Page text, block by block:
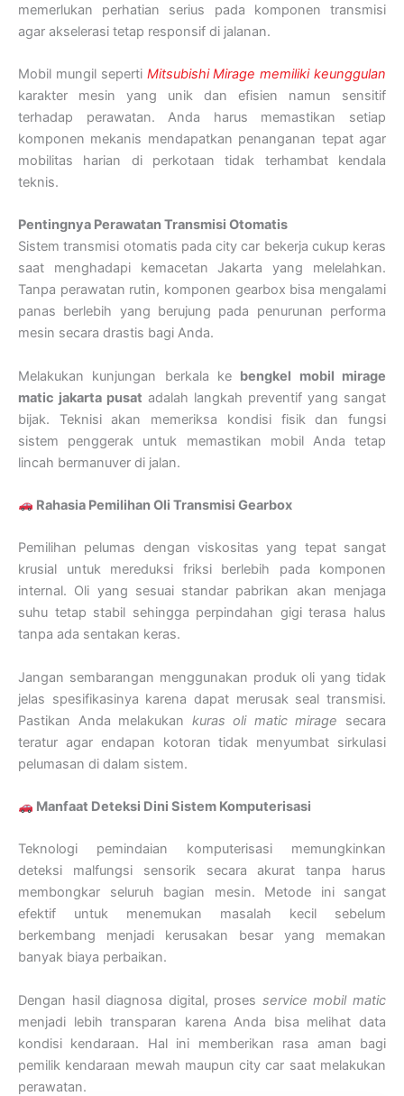
memerlukan perhatian serius pada komponen transmisi
agar akselerasi tetap responsif di jalanan.
Mobil mungil seperti Mitsubishi Mirage memiliki keunggulan
karakter mesin yang unik dan efisien namun sensitif
terhadap perawatan. Anda harus memastikan setiap
komponen mekanis mendapatkan penanganan tepat agar
mobilitas harian di perkotaan tidak terhambat kendala
teknis.
Pentingnya Perawatan Transmisi Otomatis
Sistem transmisi otomatis pada city car bekerja cukup keras
saat menghadapi kemacetan Jakarta yang melelahkan.
Tanpa perawatan rutin, komponen gearbox bisa mengalami
panas berlebih yang berujung pada penurunan performa
mesin secara drastis bagi Anda.
Melakukan kunjungan berkala ke bengkel mobil mirage
matic jakarta pusat adalah langkah preventif yang sangat
bijak. Teknisi akan memeriksa kondisi fisik dan fungsi
sistem penggerak untuk memastikan mobil Anda tetap
lincah bermanuver di jalan.
Rahasia Pemilihan Oli Transmisi Gearbox
Pemilihan pelumas dengan viskositas yang tepat sangat
krusial untuk mereduksi friksi berlebih pada komponen
internal. Oli yang sesuai standar pabrikan akan menjaga
suhu tetap stabil sehingga perpindahan gigi terasa halus
tanpa ada sentakan keras.
Jangan sembarangan menggunakan produk oli yang tidak
jelas spesifikasinya karena dapat merusak seal transmisi.
Pastikan Anda melakukan kuras oli matic mirage secara
teratur agar endapan kotoran tidak menyumbat sirkulasi
pelumasan di dalam sistem.
Manfaat Deteksi Dini Sistem Komputerisasi
Teknologi pemindaian komputerisasi memungkinkan
deteksi malfungsi sensorik secara akurat tanpa harus
membongkar seluruh bagian mesin. Metode ini sangat
efektif untuk menemukan masalah kecil sebelum
berkembang menjadi kerusakan besar yang memakan
banyak biaya perbaikan.
Dengan hasil diagnosa digital, proses service mobil matic
menjadi lebih transparan karena Anda bisa melihat data
kondisi kendaraan. Hal ini memberikan rasa aman bagi
pemilik kendaraan mewah maupun city car saat melakukan
perawatan.